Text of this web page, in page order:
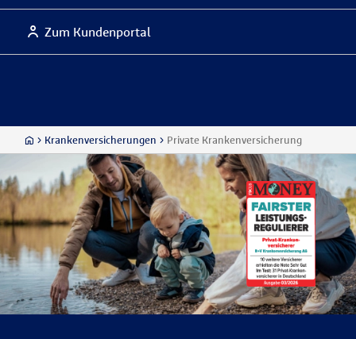
Zum Kundenportal
Krankenversicherungen Private Krankenversicherung